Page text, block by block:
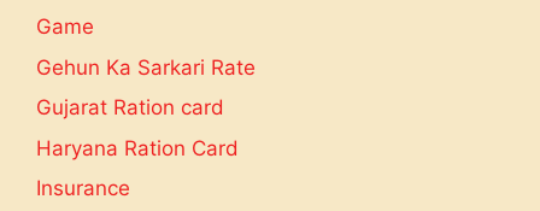
Game
Gehun Ka Sarkari Rate
Gujarat Ration card
Haryana Ration Card
Insurance